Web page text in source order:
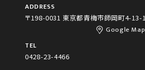
ADDRESS
〒198-0031 東京都青梅市師岡町4-13-1
Google Map
TEL
0428-23-4466